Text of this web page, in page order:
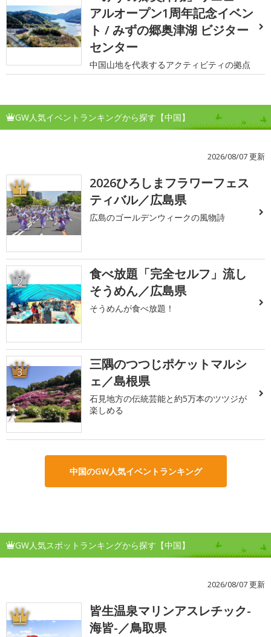
アルオープン1周年記念イベン
ト / みずの郷奥津湖 ビジター
センター
中国山地を代表するアクティビティの拠点
GW人気イベントランキングから探す【中国】
2026/08/07 更新
1
2026ひろしまフラワーフェス
ティバル／広島県
広島のゴールデンウィークの風物詩
2
食べ放題「完全セルフ」流し
そうめん／広島県
そうめんが食べ放題！
3
三隅のつつじポケットマルシ
ェ／島根県
石見地方の伝統芸能と約5万本のツツジが
楽しめる
中国のGW人気イベントランキング
GW人気スポットランキングから探す【中国】
2026/08/07 更新
1
皆生温泉マリンアスレチック-
海皆-／鳥取県